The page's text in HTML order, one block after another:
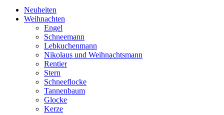
Neuheiten
Weihnachten
Engel
Schneemann
Lebkuchenmann
Nikolaus und Weihnachtsmann
Rentier
Stern
Schneeflocke
Tannenbaum
Glocke
Kerze